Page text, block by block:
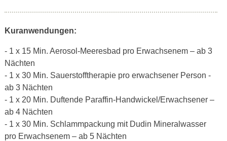
Kuranwendungen:
- 1 x 15 Min. Aerosol-Meeresbad pro Erwachsenem – ab 3
Nächten
- 1 x 30 Min. Sauerstofftherapie pro erwachsener Person -
ab 3 Nächten
- 1 x 20 Min. Duftende Paraffin-Handwickel/Erwachsener –
ab 4 Nächten
- 1 x 30 Min. Schlammpackung mit Dudin Mineralwasser
pro Erwachsenem – ab 5 Nächten